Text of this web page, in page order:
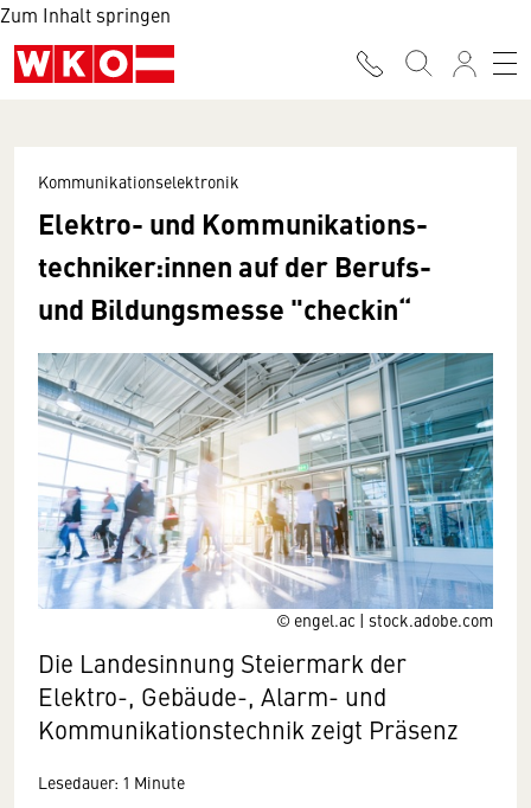
Zum Inhalt springen
© engel.ac | stock.adobe.com
Kommunikationselektronik
Elektro- und Kommunikations­
techniker:innen auf der Berufs-
und Bildungsmesse "checkin“
Die Landesinnung Steiermark der
Elektro-, Gebäude-, Alarm- und
Kommunikationstechnik zeigt Präsenz
Lesedauer: 1 Minute